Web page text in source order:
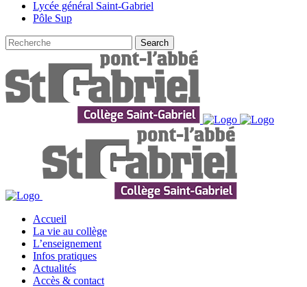
Lycée général Saint-Gabriel
Pôle Sup
Accueil
La vie au collège
L’enseignement
Infos pratiques
Actualités
Accès & contact